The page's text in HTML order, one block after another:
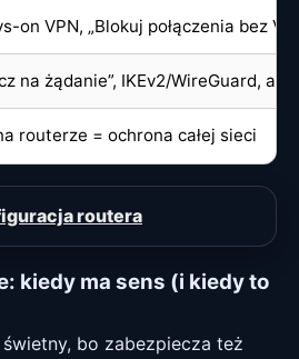
on VPN, „Blokuj połączenia bez
na żądanie”, IKEv2/WireGuard,
routerze = ochrona całej sieci
routera
kiedy ma sens (i kiedy to
bo zabezpiecza też